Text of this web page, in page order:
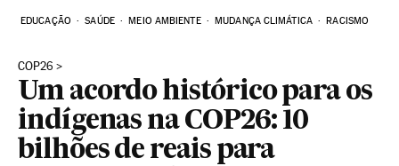
EDUCAÇÃO SAÚDE MEIO AMBIENTE MUDANÇA CLIMÁTICA RACISMO
COP26
Um acordo histórico para os
indígenas na COP26: 10
bilhões de reais para